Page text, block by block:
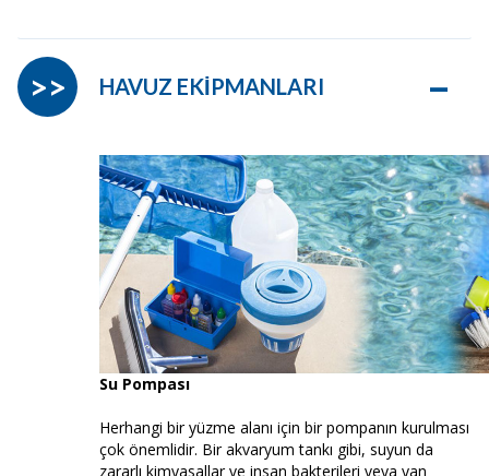
HAVUZ EKİPMANLARI –
>>
Su Pompası
Herhangi bir yüzme alanı için bir pompanın kurulması
çok önemlidir. Bir akvaryum tankı gibi, suyun da
zararlı kimyasallar ve insan bakterileri veya yan